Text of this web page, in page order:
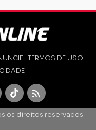
TERMOS DE USO
TikTok Feed
os direitos reservados.